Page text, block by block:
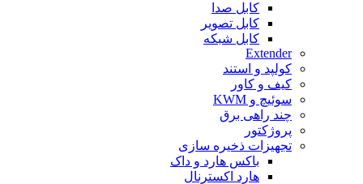
کابل صدا
کابل تصویر
کابل شبکه
Extender
کولپد و استند
کیف و کاور
سوئیچ و KWM
چند راهی برق
پروژکتور
تجهیزات ذخیره سازی
باکس هارد و داک
هارد اکسترنال